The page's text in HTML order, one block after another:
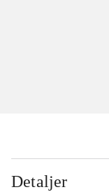
Detaljer